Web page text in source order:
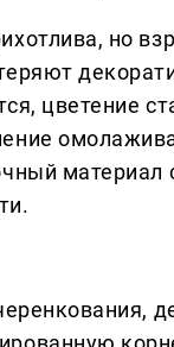
но
цветение
материал